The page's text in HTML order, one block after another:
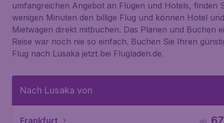
umfangreichen Angebot an Flügen und Hotels, finden
wenigen Minuten den billige Flug und können Hotel und
Mietwagen direkt mitbuchen. Das Planen und Buchen
Reise war noch nie so einfach. Buchen Sie Ihren
Flug nach Lusaka jetzt bei Flugladen.de.
Nach Lusaka von
Frankfurt ab